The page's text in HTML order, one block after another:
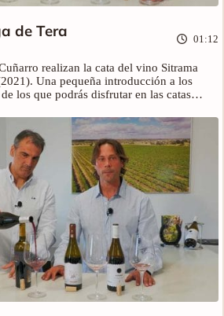
a cabo buenas prácticas
medio, donde tienen en cuenta
las personas que lo producen
y las que lo van a consumir y a
Prácticas que pueden ayudar a
combatir el cambio climático y
la emisión de gases de efecto
de Tera 01:12
realizan la cata del vino Sitrama
Una pequeña introducción a los
los que podrás disfrutar en las catas